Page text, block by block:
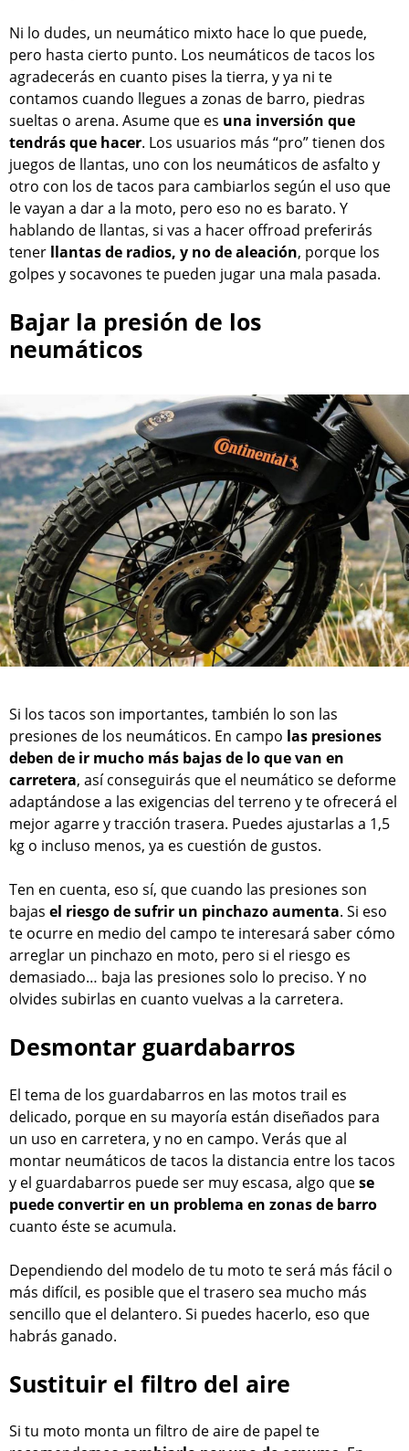
Ni lo dudes, un neumático mixto hace lo que puede,
pero hasta cierto punto. Los neumáticos de tacos los
agradecerás en cuanto pises la tierra, y ya ni te
contamos cuando llegues a zonas de barro, piedras
sueltas o arena. Asume que es una inversión que
tendrás que hacer. Los usuarios más “pro” tienen dos
juegos de llantas, uno con los neumáticos de asfalto y
otro con los de tacos para cambiarlos según el uso que
le vayan a dar a la moto, pero eso no es barato. Y
hablando de llantas, si vas a hacer offroad preferirás
tener llantas de radios, y no de aleación, porque los
golpes y socavones te pueden jugar una mala pasada.
Bajar la presión de los
neumáticos
Si los tacos son importantes, también lo son las
presiones de los neumáticos. En campo las presiones
deben de ir mucho más bajas de lo que van en
carretera, así conseguirás que el neumático se deforme
adaptándose a las exigencias del terreno y te ofrecerá el
mejor agarre y tracción trasera. Puedes ajustarlas a 1,5
kg o incluso menos, ya es cuestión de gustos.
Ten en cuenta, eso sí, que cuando las presiones son
bajas el riesgo de sufrir un pinchazo aumenta. Si eso
te ocurre en medio del campo te interesará saber cómo
arreglar un pinchazo en moto, pero si el riesgo es
demasiado… baja las presiones solo lo preciso. Y no
olvides subirlas en cuanto vuelvas a la carretera.
Desmontar guardabarros
El tema de los guardabarros en las motos trail es
delicado, porque en su mayoría están diseñados para
un uso en carretera, y no en campo. Verás que al
montar neumáticos de tacos la distancia entre los tacos
y el guardabarros puede ser muy escasa, algo quese
puede convertir en un problema en zonas de barro
cuanto éste se acumula.
Dependiendo del modelo de tu moto te será más fácil o
más difícil, es posible que el trasero sea mucho más
sencillo que el delantero. Si puedes hacerlo, eso que
habrás ganado.
Sustituir el filtro del aire
Si tu moto monta un filtro de aire de papel te